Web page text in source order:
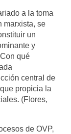
a la toma
marxista, se
un
y
qué
central de
propicia la
(Flores,
de OVP,